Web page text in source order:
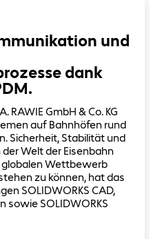
und
dank
RAWIE GmbH & Co. KG
auf Bahnhöfen rund
Sicherheit, Stabilität und
Welt der Eisenbahn
globalen Wettbewerb
zu können, hat das
SOLIDWORKS CAD,
sowie SOLIDWORKS